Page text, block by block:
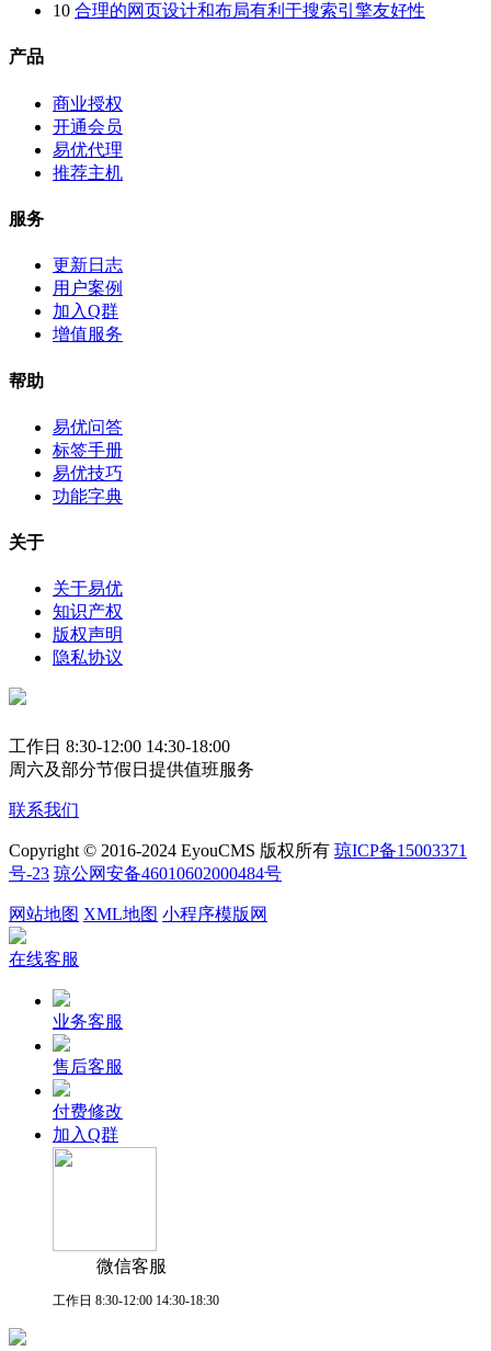
10 合理的网页设计和布局有利于搜索引擎友好性
产品
商业授权
开通会员
易优代理
推荐主机
服务
更新日志
用户案例
加入Q群
增值服务
帮助
易优问答
标签手册
易优技巧
功能字典
关于
关于易优
知识产权
版权声明
隐私协议
工作日 8:30-12:00 14:30-18:00
周六及部分节假日提供值班服务
联系我们
Copyright © 2016-2024 EyouCMS 版权所有 琼ICP备15003371
号-23 琼公网安备46010602000484号
网站地图 XML地图 小程序模版网
在线客服
业务客服
售后客服
付费修改
加入Q群
微信客服
工作日 8:30-12:00 14:30-18:30